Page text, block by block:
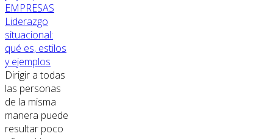
EMPRESAS
Liderazgo
situacional:
qué es, estilos
y ejemplos
Dirigir a todas
las personas
de la misma
manera puede
resultar poco